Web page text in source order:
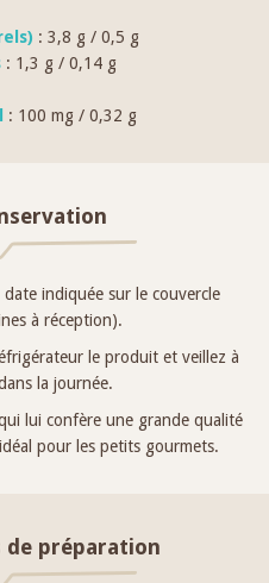
: 3,8 g / 0,5 g
: 1,3 g / 0,14 g
: 100 mg / 0,32 g
date indiquée sur le couvercle
à réception).
le produit et veillez à
la journée.
lui confère une grande qualité
pour les petits gourmets.
de préparation